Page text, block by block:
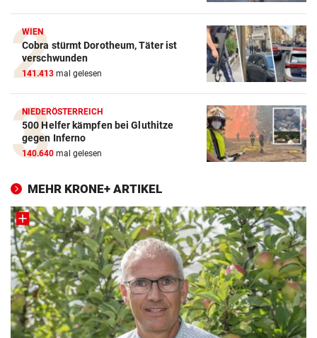
WIEN
Cobra stürmt Dorotheum, Täter ist
verschwunden
141.413 mal gelesen
NIEDERÖSTERREICH
500 Helfer kämpfen bei Gluthitze
gegen Inferno
140.640 mal gelesen
MEHR KRONE+ ARTIKEL